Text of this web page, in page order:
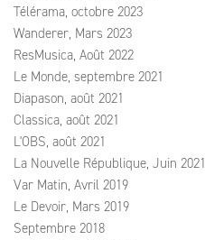
Télérama, octobre 2023
Wanderer, Mars 2023
ResMusica, Août 2022
Le Monde, septembre 2021
Diapason, août 2021
Classica, août 2021
L'OBS, août 2021
La Nouvelle République, Juin 2021
Var Matin, Avril 2019
Le Devoir, Mars 2019
Septembre 2018